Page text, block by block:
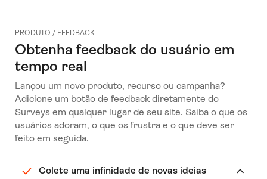
PRODUTO / FEEDBACK
Obtenha feedback do usuário em
tempo real
Lançou um novo produto, recurso ou campanha?
Adicione um botão de feedback diretamente do
Surveys em qualquer lugar de seu site. Saiba o que os
usuários adoram, o que os frustra e o que deve ser
feito em seguida.
Colete uma infinidade de novas ideias